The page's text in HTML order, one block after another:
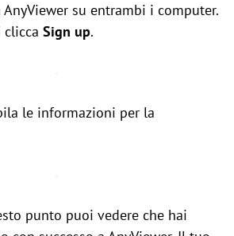
AnyViewer su entrambi i computer.
clicca Sign up.
le informazioni per la
punto puoi vedere che hai